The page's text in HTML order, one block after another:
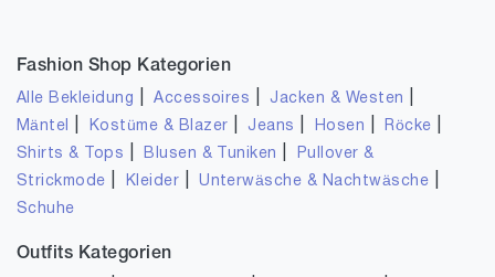
Fashion Shop Kategorien
Alle Bekleidung |Accessoires Jacken & Westen
Mäntel Kostüme & Blazer Jeans Hosen Röcke
Shirts & Tops Blusen & Tuniken
Pullover &
Strickmode
Kleider |Unterwäsche & Nachtwäsche
Schuhe
Outfits Kategorien